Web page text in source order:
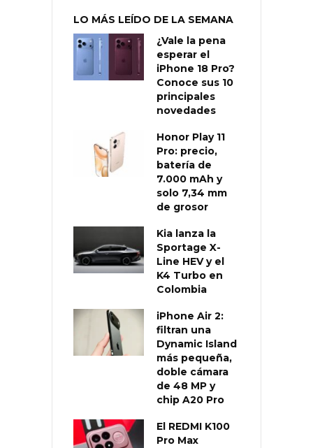
LO MÁS LEÍDO DE LA SEMANA
¿Vale la pena
esperar el
iPhone 18 Pro?
Conoce sus 10
principales
novedades
Honor Play 11
Pro: precio,
batería de
7.000 mAh y
solo 7,34 mm
de grosor
Kia lanza la
Sportage X-
Line HEV y el
K4 Turbo en
Colombia
iPhone Air 2:
filtran una
Dynamic Island
más pequeña,
doble cámara
de 48 MP y
chip A20 Pro
El REDMI K100
Pro Max